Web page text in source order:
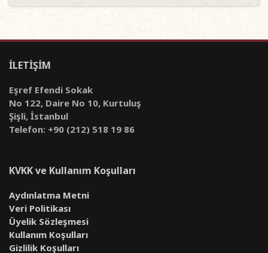
İLETİŞİM
Eşref Efendi Sokak
No 122, Daire No 10, Kurtuluş
Şişli, İstanbul
Telefon: +90 (212) 518 19 86
KVKK ve Kullanım Koşulları
Aydınlatma Metni
Veri Politikası
Üyelik Sözleşmesi
Kullanım Koşulları
Gizlilik Koşulları